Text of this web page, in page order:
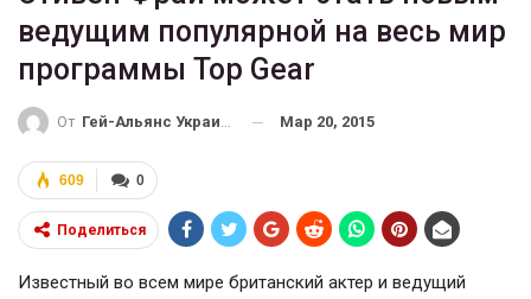
ведущим популярной на весь мир
программы Top Gear
От Гей-Альянс Украина Мар 20, 2015
0
609
Поделиться
Известный во всем мире британский актер и ведущий